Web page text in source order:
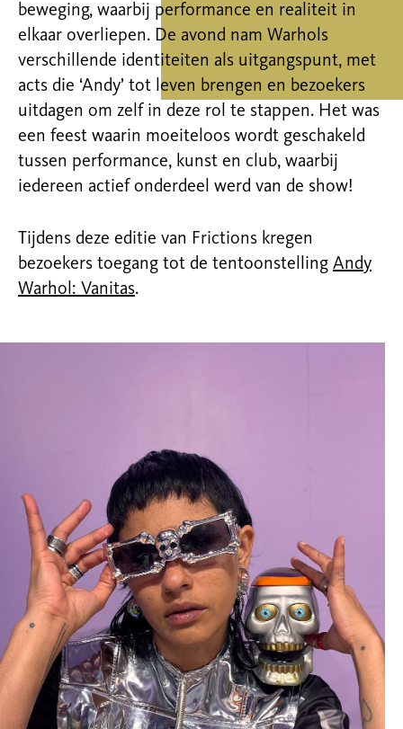
beweging, waarbij performance en realiteit in
elkaar overliepen. De avond nam Warhols
verschillende identiteiten als uitgangspunt, met
acts die ‘Andy’ tot leven brengen en bezoekers
uitdagen om zelf in deze rol te stappen. Het was
een feest waarin moeiteloos wordt geschakeld
tussen performance, kunst en club, waarbij
iedereen actief onderdeel werd van de show!
Tijdens deze editie van Frictions kregen
bezoekers toegang tot de tentoonstelling Andy
Warhol: Vanitas.